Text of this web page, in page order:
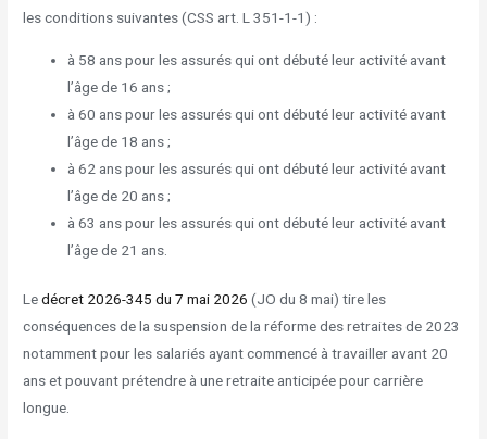
les conditions suivantes (CSS art. L 351-1-1) :
à 58 ans pour les assurés qui ont débuté leur activité avant
l’âge de 16 ans ;
à 60 ans pour les assurés qui ont débuté leur activité avant
l’âge de 18 ans ;
à 62 ans pour les assurés qui ont débuté leur activité avant
l’âge de 20 ans ;
à 63 ans pour les assurés qui ont débuté leur activité avant
l’âge de 21 ans.
Ledécret 2026-345 du 7 mai 2026 (JO du 8 mai) tire les
conséquences de la suspension de la réforme des retraites de 2023
notamment pour les salariés ayant commencé à travailler avant 20
ans et pouvant prétendre à une retraite anticipée pour carrière
longue.